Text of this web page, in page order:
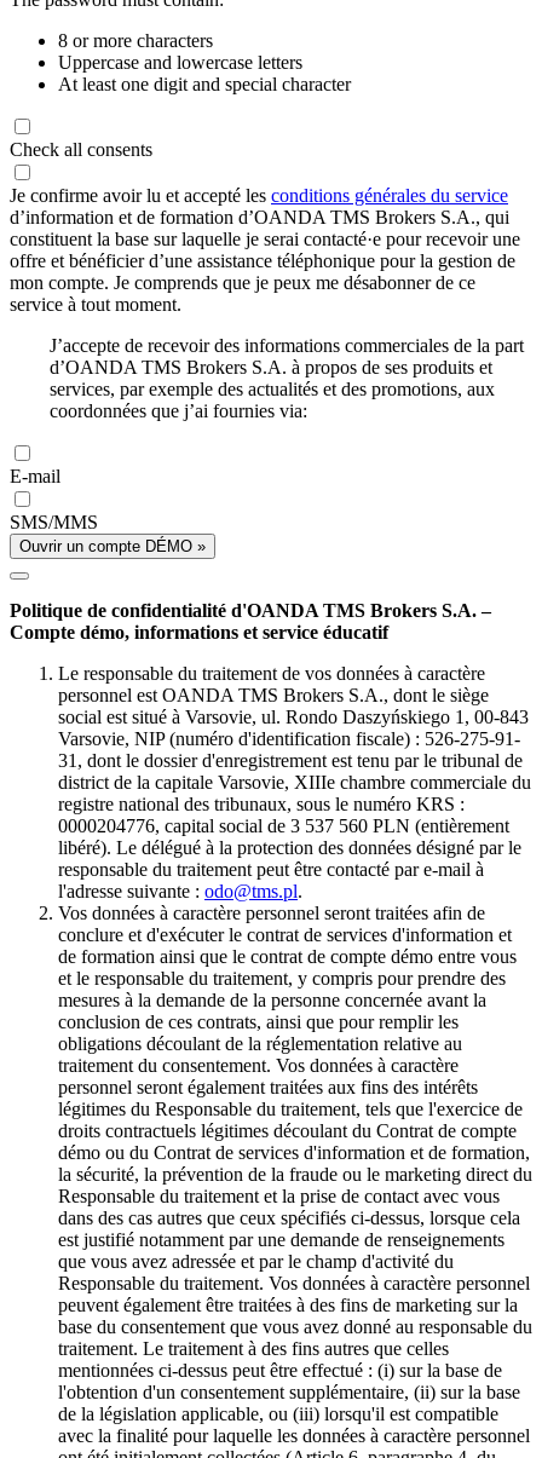
8 or more characters
Uppercase and lowercase letters
At least one digit and special character
Check all consents
Je confirme avoir lu et accepté les conditions générales du service
d’information et de formation d’OANDA TMS Brokers S.A., qui
constituent la base sur laquelle je serai contacté·e pour recevoir une
offre et bénéficier d’une assistance téléphonique pour la gestion de
mon compte. Je comprends que je peux me désabonner de ce
service à tout moment.
J’accepte de recevoir des informations commerciales de la part
d’OANDA TMS Brokers S.A. à propos de ses produits et
services, par exemple des actualités et des promotions, aux
coordonnées que j’ai fournies via:
E-mail
SMS/MMS
Ouvrir un compte DÉMO »
Politique de confidentialité d'OANDA TMS Brokers S.A. –
Compte démo, informations et service éducatif
Le responsable du traitement de vos données à caractère
personnel est OANDA TMS Brokers S.A., dont le siège
social est situé à Varsovie, ul. Rondo Daszyńskiego 1, 00-843
Varsovie, NIP (numéro d'identification fiscale) : 526-275-91-
31, dont le dossier d'enregistrement est tenu par le tribunal de
district de la capitale Varsovie, XIIIe chambre commerciale du
registre national des tribunaux, sous le numéro KRS :
0000204776, capital social de 3 537 560 PLN (entièrement
libéré). Le délégué à la protection des données désigné par le
responsable du traitement peut être contacté par e-mail à
l'adresse suivante : odo@tms.pl.
Vos données à caractère personnel seront traitées afin de
conclure et d'exécuter le contrat de services d'information et
de formation ainsi que le contrat de compte démo entre vous
et le responsable du traitement, y compris pour prendre des
mesures à la demande de la personne concernée avant la
conclusion de ces contrats, ainsi que pour remplir les
obligations découlant de la réglementation relative au
traitement du consentement. Vos données à caractère
personnel seront également traitées aux fins des intérêts
légitimes du Responsable du traitement, tels que l'exercice de
droits contractuels légitimes découlant du Contrat de compte
démo ou du Contrat de services d'information et de formation,
la sécurité, la prévention de la fraude ou le marketing direct du
Responsable du traitement et la prise de contact avec vous
dans des cas autres que ceux spécifiés ci-dessus, lorsque cela
est justifié notamment par une demande de renseignements
que vous avez adressée et par le champ d'activité du
Responsable du traitement. Vos données à caractère personnel
peuvent également être traitées à des fins de marketing sur la
base du consentement que vous avez donné au responsable du
traitement. Le traitement à des fins autres que celles
mentionnées ci-dessus peut être effectué : (i) sur la base de
l'obtention d'un consentement supplémentaire, (ii) sur la base
de la législation applicable, ou (iii) lorsqu'il est compatible
avec la finalité pour laquelle les données à caractère personnel